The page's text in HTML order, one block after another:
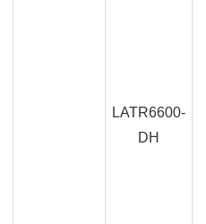
LATR6600-
DH